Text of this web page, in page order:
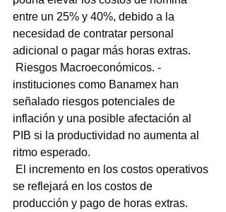
entre un 25% y 40%, debido a la
necesidad de contratar personal
adicional o pagar más horas extras.
Riesgos Macroeconómicos. -
instituciones como Banamex han
señalado riesgos potenciales de
inflación y una posible afectación al
PIB si la productividad no aumenta al
ritmo esperado.
El incremento en los costos operativos
se reflejará en los costos de
producción y pago de horas extras.